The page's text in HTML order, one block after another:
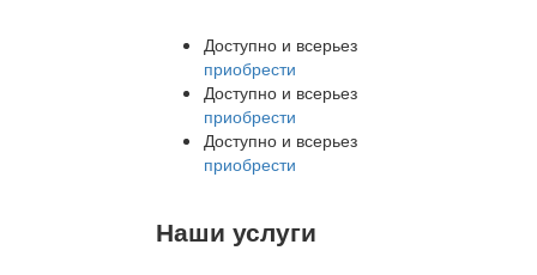
Доступно и всерьез
приобрести
Доступно и всерьез
приобрести
Доступно и всерьез
приобрести
Наши услуги